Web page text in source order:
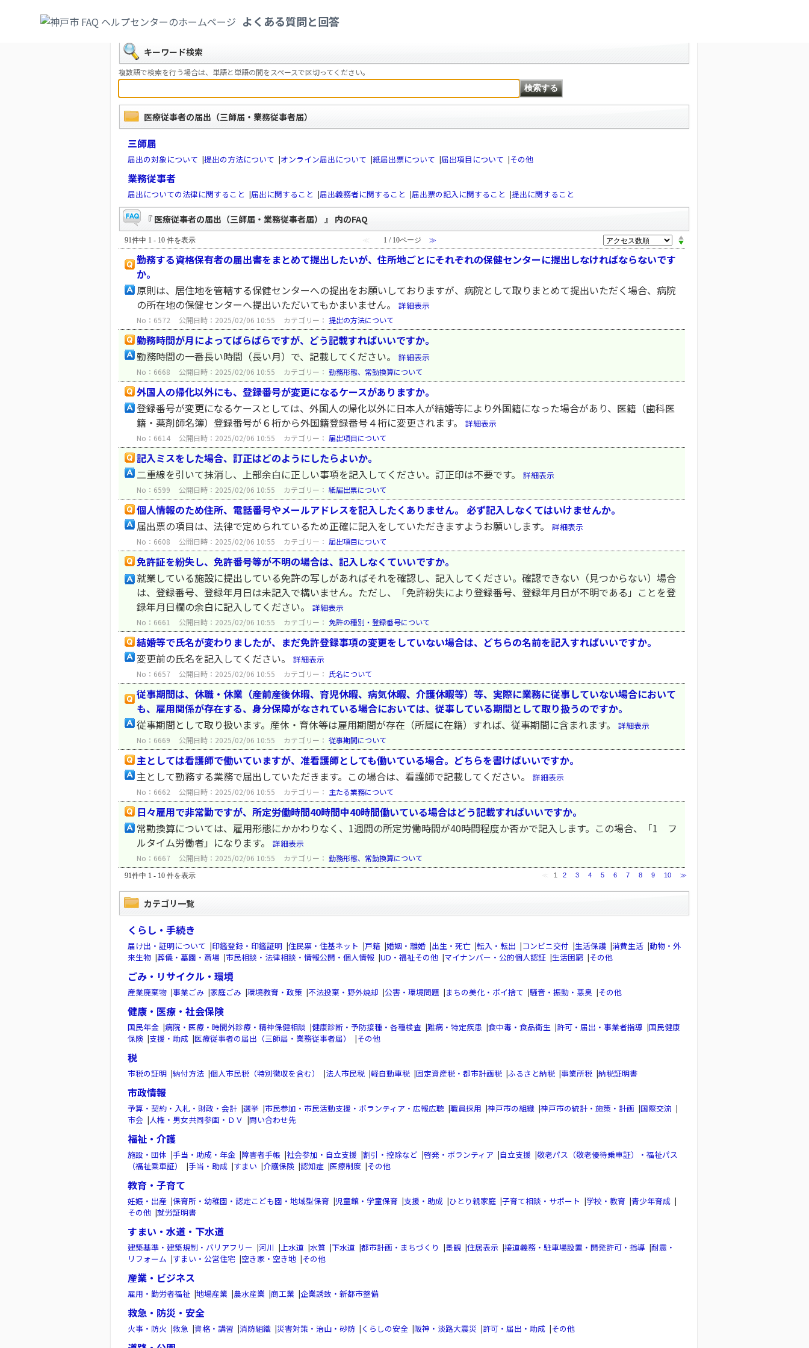
よくある質問と回答
戻る
キーワード検索
複数語で検索を行う場合は、単語と単語の間をスペースで区切ってください。
医療従事者の届出（三師届・業務従事者届）
三師届
届出の対象について |提出の方法について |オンライン届出について |紙届出票について |届出項目について |その他
業務従事者
届出についての法律に関すること |届出に関すること |届出義務者に関すること |届出票の記入に関すること |提出に関すること
『 医療従事者の届出（三師届・業務従事者届） 』 内のFAQ
91件中 1 - 10 件を表示 ≪ 1 / 10ページ ≫
勤務する資格保有者の届出書をまとめて提出したいが、住所地ごとにそれぞれの保健センターに提出しなければならないです
か。
原則は、居住地を管轄する保健センターへの提出をお願いしておりますが、病院として取りまとめて提出いただく場合、病院
の所在地の保健センターへ提出いただいてもかまいません。
詳細表示
No：6572 公開日時：2025/02/06 10:55 カテゴリー： 提出の方法について
勤務時間が月によってばらばらですが、どう記載すればいいですか。
勤務時間の一番長い時間（長い月）で、記載してください。
詳細表示
No：6668 公開日時：2025/02/06 10:55 カテゴリー： 勤務形態、常勤換算について
外国人の帰化以外にも、登録番号が変更になるケースがありますか。
登録番号が変更になるケースとしては、外国人の帰化以外に日本人が結婚等により外国籍になった場合があり、医籍（歯科医
籍・薬剤師名簿）登録番号が６桁から外国籍登録番号４桁に変更されます。
詳細表示
No：6614 公開日時：2025/02/06 10:55 カテゴリー： 届出項目について
記入ミスをした場合、訂正はどのようにしたらよいか。
二重線を引いて抹消し、上部余白に正しい事項を記入してください。訂正印は不要です。
詳細表示
No：6599 公開日時：2025/02/06 10:55 カテゴリー： 紙届出票について
個人情報のため住所、電話番号やメールアドレスを記入したくありません。 必ず記入しなくてはいけませんか。
届出票の項目は、法律で定められているため正確に記入をしていただきますようお願いします。
詳細表示
No：6608 公開日時：2025/02/06 10:55 カテゴリー： 届出項目について
免許証を紛失し、免許番号等が不明の場合は、記入しなくていいですか。
就業している施設に提出している免許の写しがあればそれを確認し、記入してください。確認できない（見つからない）場合
は、登録番号、登録年月日は未記入で構いません。ただし、「免許紛失により登録番号、登録年月日が不明である」ことを登
録年月日欄の余白に記入してください。
詳細表示
No：6661 公開日時：2025/02/06 10:55 カテゴリー： 免許の種別・登録番号について
結婚等で氏名が変わりましたが、まだ免許登録事項の変更をしていない場合は、どちらの名前を記入すればいいですか。
変更前の氏名を記入してください。
詳細表示
No：6657 公開日時：2025/02/06 10:55 カテゴリー： 氏名について
従事期間は、休職・休業（産前産後休暇、育児休暇、病気休暇、介護休暇等）等、実際に業務に従事していない場合において
も、雇用関係が存在する、身分保障がなされている場合においては、従事している期間として取り扱うのですか。
従事期間として取り扱います。産休・育休等は雇用期間が存在（所属に在籍）すれば、従事期間に含まれます。
詳細表示
No：6669 公開日時：2025/02/06 10:55 カテゴリー： 従事期間について
主としては看護師で働いていますが、准看護師としても働いている場合。どちらを書けばいいですか。
主として勤務する業務で届出していただきます。この場合は、看護師で記載してください。
詳細表示
No：6662 公開日時：2025/02/06 10:55 カテゴリー： 主たる業務について
日々雇用で非常勤ですが、所定労働時間40時間中40時間働いている場合はどう記載すればいいですか。
常勤換算については、雇用形態にかかわりなく、1週間の所定労働時間が40時間程度か否かで記入します。この場合、「1 フ
ルタイム労働者」になります。
詳細表示
No：6667 公開日時：2025/02/06 10:55 カテゴリー： 勤務形態、常勤換算について
91件中 1 - 10 件を表示 1 2 3 4 5 6 7 8 9 10 ≫
カテゴリ一覧
くらし・手続き
届け出・証明について |印鑑登録・印鑑証明 |住民票・住基ネット |戸籍 |婚姻・離婚 |出生・死亡 |転入・転出 |コンビニ交付 |生活保護 |消費生活 |動物・外
来生物 |葬儀・墓園・斎場 |市民相談・法律相談・情報公開・個人情報 |UD・福祉その他 |マイナンバー・公的個人認証 |生活困窮 |その他
ごみ・リサイクル・環境
産業廃棄物 |事業ごみ |家庭ごみ |環境教育・政策 |不法投棄・野外焼却 |公害・環境問題 |まちの美化・ポイ捨て |騒音・振動・悪臭 |その他
健康・医療・社会保険
国民年金 |病院・医療・時間外診療・精神保健相談 |健康診断・予防接種・各種検査 |難病・特定疾患 |食中毒・食品衛生 |許可・届出・事業者指導 |国民健康
保険 |支援・助成 |医療従事者の届出（三師届・業務従事者届） |その他
税
市税の証明 |納付方法 |個人市民税（特別徴収を含む） |法人市民税 |軽自動車税 |固定資産税・都市計画税 |ふるさと納税 |事業所税 |納税証明書
市政情報
予算・契約・入札・財政・会計 |選挙 |市民参加・市民活動支援・ボランティア・広報広聴 |職員採用 |神戸市の組織 |神戸市の統計・施策・計画 |国際交流 |
市会 |人権・男女共同参画・ＤＶ |問い合わせ先
福祉・介護
施設・団体 |手当・助成・年金 |障害者手帳 |社会参加・自立支援 |割引・控除など |啓発・ボランティア |自立支援 |敬老パス（敬老優待乗車証）・福祉パス
（福祉乗車証）
|手当・助成 |すまい |介護保険 |認知症 |医療制度 |その他
教育・子育て
妊娠・出産 |保育所・幼稚園・認定こども園・地域型保育 |児童館・学童保育 |支援・助成 |ひとり親家庭 |子育て相談・サポート |学校・教育 |青少年育成 |
その他 |就労証明書
すまい・水道・下水道
建築基準・建築規制・バリアフリー |河川 |上水道 |水質 |下水道 |都市計画・まちづくり |景観 |住居表示 |接道義務・駐車場設置・開発許可・指導 |耐震・
リフォーム |すまい・公営住宅 |空き家・空き地 |その他
産業・ビジネス
雇用・勤労者福祉 |地場産業 |農水産業 |商工業 |企業誘致・新都市整備
救急・防災・安全
火事・防火 |救急 |資格・講習 |消防組織 |災害対策・治山・砂防 |くらしの安全 |阪神・淡路大震災 |許可・届出・助成 |その他